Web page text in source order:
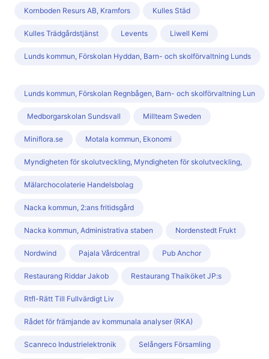
Kornboden Resurs AB, Kramfors Kulles Städ
Kulles Trädgårdstjänst Levents Liwell Kemi
Lunds kommun, Förskolan Hyddan, Barn- och skolförvaltning Lunds
Lunds kommun, Förskolan Regnbågen, Barn- och skolförvaltning Lun
Medborgarskolan Sundsvall Millteam Sweden
Miniflora.se Motala kommun, Ekonomi
Myndigheten för skolutveckling, Myndigheten för skolutveckling,
Mälarchocolaterie Handelsbolag
Nacka kommun, 2:ans fritidsgård
Nacka kommun, Administrativa staben Nordenstedt Frukt
Nordwind Pajala Vårdcentral Pub Anchor
Restaurang Riddar Jakob Restaurang Thaiköket JP:s
Rtfl-Rätt Till Fullvärdigt Liv
Rådet för främjande av kommunala analyser (RKA)
Scanreco Industrielektronik Selångers Församling